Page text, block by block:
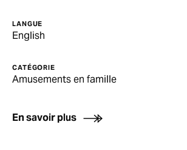
LANGUE
English
CATÉGORIE
Amusements en famille
En savoir plus